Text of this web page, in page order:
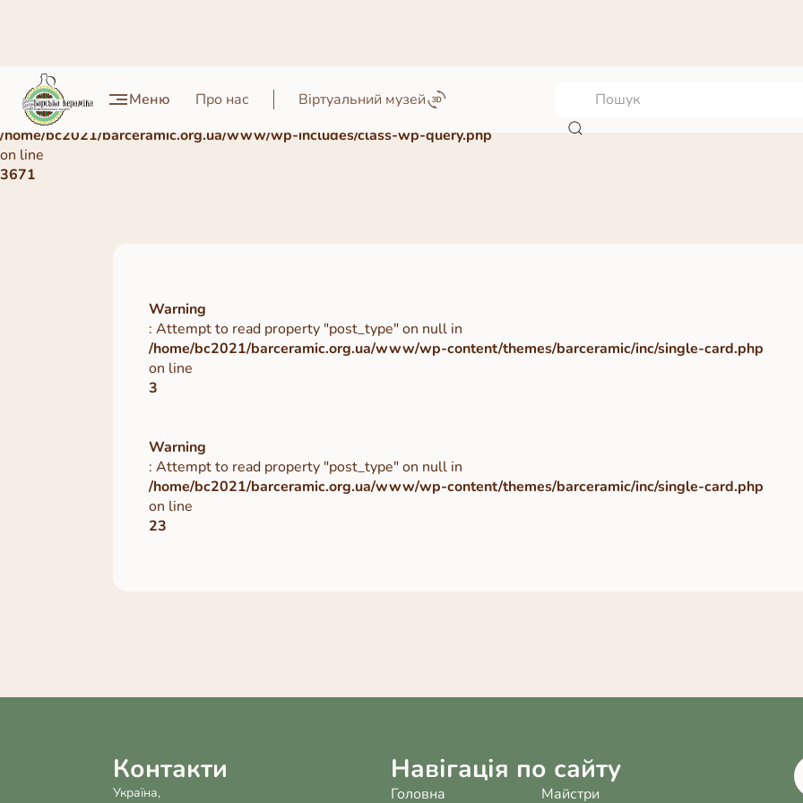
Меню Про нас Віртуальний музей
Warning
: Undefined array key 0 in
/home/bc2021/barceramic.org.ua/www/wp-includes/class-wp-query.php
on line
3671
Warning
: Attempt to read property "post_type" on null in
/home/bc2021/barceramic.org.ua/www/wp-content/themes/barceramic/inc/single-card.php
on line
3
Warning
: Attempt to read property "post_type" on null in
/home/bc2021/barceramic.org.ua/www/wp-content/themes/barceramic/inc/single-card.php
on line
23
Контакти
Україна,
Навігація по сайту
Головна Майстри